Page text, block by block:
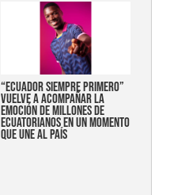
“Ecuador siempre primero”
vuelve a acompañar la
emoción de millones de
ecuatorianos en un momento
que une al país